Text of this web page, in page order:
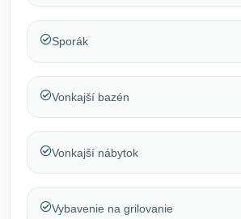
Sporák
Vonkajší bazén
Vonkajší nábytok
Vybavenie na grilovanie